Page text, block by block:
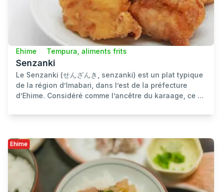
Ehime Tempura, aliments frits
Senzanki
Le Senzanki (せんざんき, senzanki) est un plat typique
de la région d’Imabari, dans l’est de la préfecture
d’Ehime. Considéré comme l’ancêtre du karaage, ce ...
Ehime